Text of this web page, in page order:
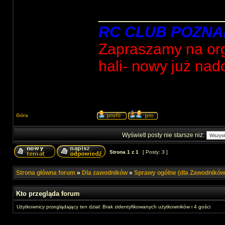
RC CLUB
Zapraszamy na
hali- nowy już
Góra
Wyświetl posty nie starsze niż:
Strona 1 z 1 [ Posty: 3 ]
Strona główna forum » Dla zawodników» Sprawy ogólne (dla
Kto przegląda forum
Użytkownicy przeglądający ten dział: Brak zidentyfikowanych użytkowników i 4 gości